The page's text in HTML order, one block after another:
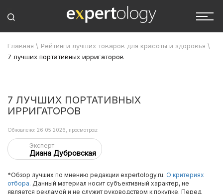
Главная \ Рейтинги лучших товаров для красоты и здоровья \
7 лучших портативных ирригаторов
7 ЛУЧШИХ ПОРТАТИВНЫХ
ИРРИГАТОРОВ
Эксперт
Диана Дубровская
Обновлено: 26.05.2026, просмотров:
*Обзор лучших по мнению редакции expertology.ru. О критериях
отбора. Данный материал носит субъективный характер, не
является рекламой и не служит руководством к покупке. Перед